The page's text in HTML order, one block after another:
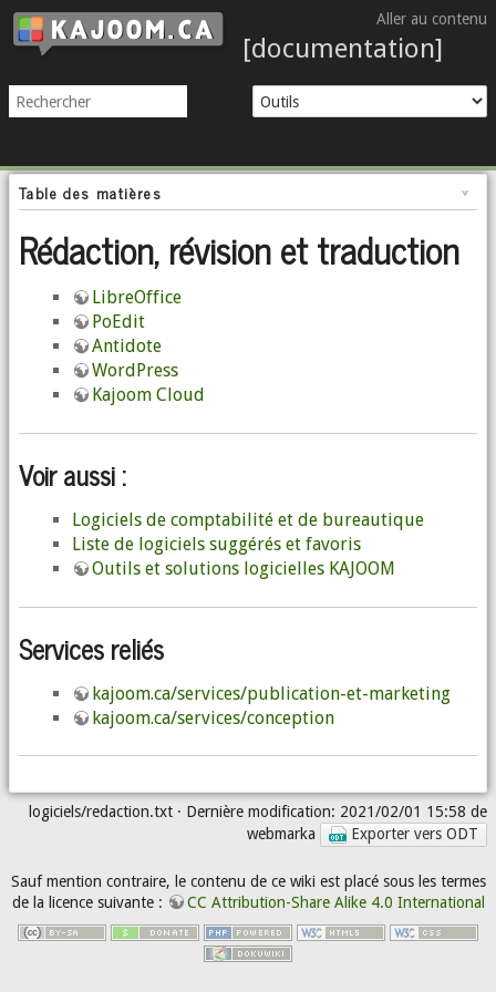
Aller au contenu
[documentation]
Table des matières
Rédaction, révision et traduction
LibreOffice
PoEdit
Antidote
WordPress
Kajoom Cloud
Voir aussi :
Logiciels de comptabilité et de bureautique
Liste de logiciels suggérés et favoris
Outils et solutions logicielles KAJOOM
Services reliés
kajoom.ca/services/publication-et-marketing
kajoom.ca/services/conception
logiciels/redaction.txt · Dernière modification: 2021/02/01 15:58 de
webmarka
Exporter vers ODT
Sauf mention contraire, le contenu de ce wiki est placé sous les termes
de la licence suivante :
CC Attribution-Share Alike 4.0 International